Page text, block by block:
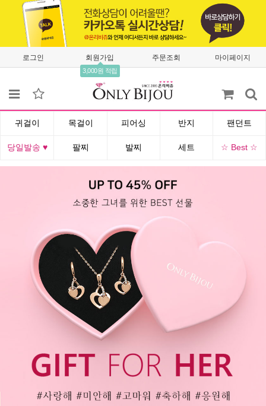
로그인 회원가입
3,000원 적립
주문조회 마이페이지
귀걸이 목걸이 피어싱 반지 팬던트
당일발송 ♥ 팔찌 발찌 세트 ☆ Best ☆